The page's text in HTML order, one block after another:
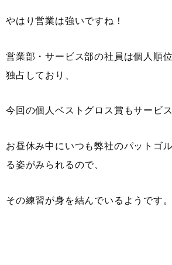
やはり営業は強いですね！
営業部・サービス部の社員は個人順
独占しており、
今回の個人ベストグロス賞もサービ
お昼休み中にいつも弊社のパットゴ
る姿がみられるので、
その練習が身を結んでいるようです。